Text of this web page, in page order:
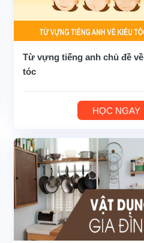
Từ vựng tiếng anh chủ đề về
tóc
HỌC NGAY